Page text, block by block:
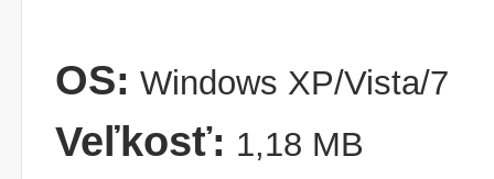
OS: Windows XP/Vista/7
Veľkosť: 1,18 MB